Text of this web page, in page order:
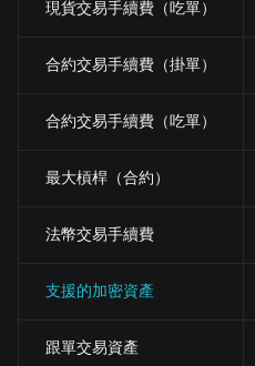
現貨交易手續費（吃單）
合約交易手續費（掛單）
合約交易手續費（吃單）
最大槓桿（合約）
法幣交易手續費
支援的加密資產
跟單交易資產